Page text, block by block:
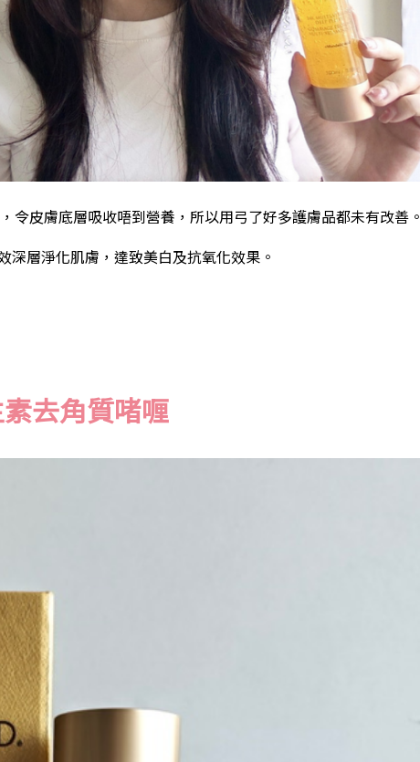
皮膚底層吸收唔到營養，所以用弓了好多護膚品都未有改善。
深層淨化肌膚，達致美白及抗氧化效果。
去角質啫喱